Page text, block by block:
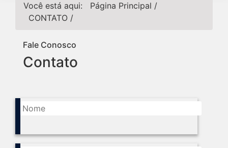
Você está aqui: Página Principal /
CONTATO /
Fale Conosco
Contato